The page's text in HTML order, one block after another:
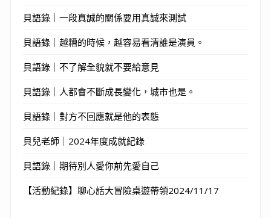
貝語錄｜一段真誠的關係要用真誠來測試
貝語錄｜越糟的時候，越容易看清誰是演員。
貝語錄｜不了解全貌就不要給意見
貝語錄｜人都會不斷成長變化，城市也是。
貝語錄｜對方不回應就是他的表態
貝兒老師｜2024年度成就紀錄
貝語錄｜期待別人愛你前先愛自己
【活動紀錄】聊心話大冒險桌遊帶領2024/11/17